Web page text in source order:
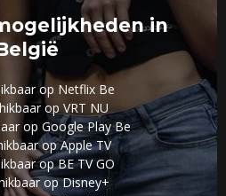
in
op Netflix Be
op VRT NU
op Google Play Be
op Apple TV
op BE TV GO
op Disney+